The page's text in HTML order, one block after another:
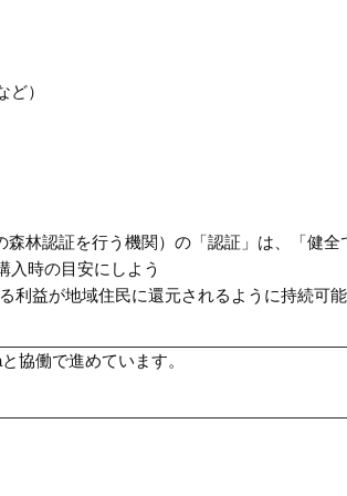
）
森林認証を行う機関）の「認証」は、「健全
入時の目安にしよう
利益が地域住民に還元されるように持続可
と協働で進めています。